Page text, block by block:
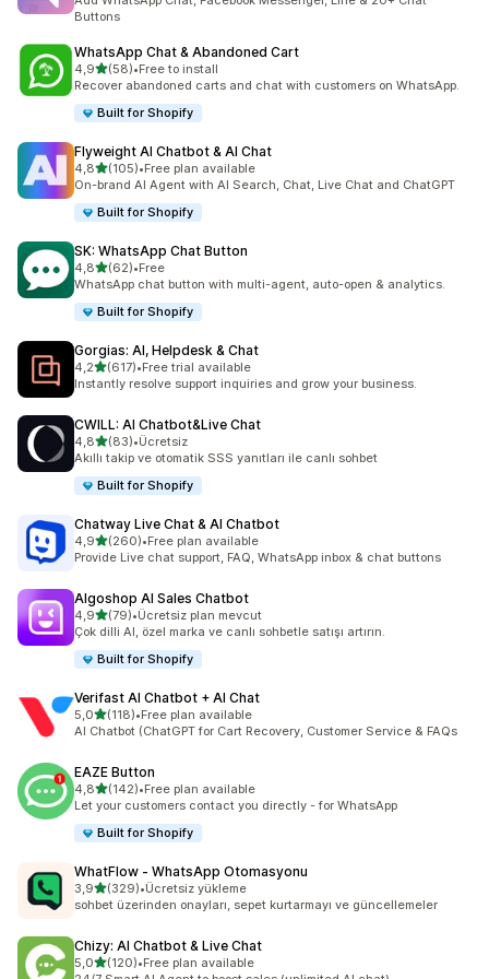
Buttons
WhatsApp Chat & Abandoned Cart
4,95 yıldız üzerinden
(58)
toplam 58 değerlendirme
•Free to install
Recover abandoned carts and chat with customers on WhatsApp.
Built for Shopify
Flyweight AI Chatbot & AI Chat
4,85 yıldız üzerinden
(105)
toplam 105 değerlendirme
•Free plan available
On-brand AI Agent with AI Search, Chat, Live Chat and ChatGPT
Built for Shopify
SK: WhatsApp Chat Button
4,85 yıldız üzerinden
(62)
toplam 62 değerlendirme
•Free
WhatsApp chat button with multi-agent, auto-open & analytics.
Built for Shopify
Gorgias: AI, Helpdesk & Chat
4,25 yıldız üzerinden
(617)
toplam 617 değerlendirme
•Free trial available
Instantly resolve support inquiries and grow your business.
CWILL: AI Chatbot&Live Chat
4,85 yıldız üzerinden
(83)
toplam 83 değerlendirme
•Ücretsiz
Akıllı takip ve otomatik SSS yanıtları ile canlı sohbet
Built for Shopify
Chatway Live Chat & AI Chatbot
4,95 yıldız üzerinden
(260)
toplam 260 değerlendirme
•Free plan available
Provide Live chat support, FAQ, WhatsApp inbox & chat buttons
Algoshop AI Sales Chatbot
4,95 yıldız üzerinden
(79)
toplam 79 değerlendirme
•Ücretsiz plan mevcut
Çok dilli AI, özel marka ve canlı sohbetle satışı artırın.
Built for Shopify
Verifast AI Chatbot + AI Chat
5,05 yıldız üzerinden
(118)
toplam 118 değerlendirme
•Free plan available
AI Chatbot (ChatGPT for Cart Recovery, Customer Service & FAQs
EAZE Button
4,85 yıldız üzerinden
(142)
toplam 142 değerlendirme
•Free plan available
Let your customers contact you directly - for WhatsApp
Built for Shopify
WhatFlow ‑ WhatsApp Otomasyonu
3,95 yıldız üzerinden
(329)
toplam 329 değerlendirme
•Ücretsiz yükleme
sohbet üzerinden onayları, sepet kurtarmayı ve güncellemeler
Chizy: AI Chatbot & Live Chat
5,05 yıldız üzerinden
(120)
toplam 120 değerlendirme
•Free plan available